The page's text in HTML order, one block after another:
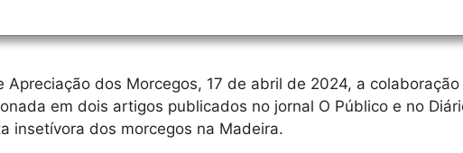
Apreciação dos Morcegos, 17 de abril de 2024, a
em dois artigos publicados no jornal O Público e no
insetívora dos morcegos na Madeira.